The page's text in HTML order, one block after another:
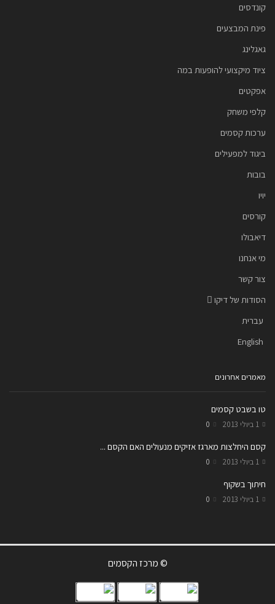
קונדסים
פינת המבצעים
גאגלינג
ציוד מיקצועי להופעות במה
אפקטים
קלפי משחק
ערכות קסמים
ביגוד למפעילים
בובות
יויו
קורסים
דיאבולו
מי אנחנו
צור קשר
הסודות של דיקו
עברית
English
מאמרים אחרונים
טו בשבט קסמים
1 ביולי 2013 0
קסם היחלצות מארגז אזיקים מנעולים האם הקסם ...
1 ביולי 2013 0
חיתוך בשקוף
1 ביולי 2013 0
© מרכז הקסמים